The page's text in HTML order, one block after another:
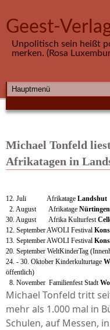
Geest-
Unpolitisch sein heißt
merken. (Rosa
HAUPTMENÜ
Michael Tonfeld
Afrikatagen in
12. Juli Afrikatage Landshut
2. August Afrikatage Nürtingen
30. August Afrika Kulturfest
12. September AWOLI Festival
13. September AWOLI Festival
20. September WeltKinderTag
24. - 30. Oktober Kinderkulturtage
öffentlich)
8. November Familienfest Stadt
Michael Tonfeld tritt
mehr als 1.000 mal in
Schulen, auf Messen,